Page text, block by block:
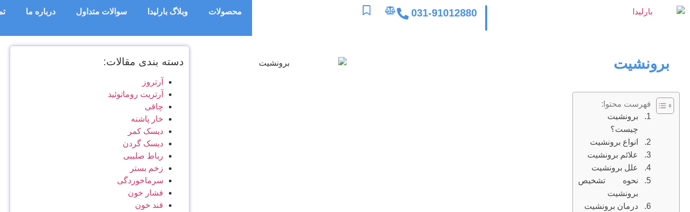
031-91012880 محصولات وبلاگ بارلیدا سوالات متداول درباره ما
برونشیت
فهرست محتوا:
برونشیت
چیست؟
انواع برونشیت
علائم برونشیت
علل برونشیت
نحوه تشخیص
برونشیت
درمان برونشیت
دسته بندی مقالات:
آرتروز
آرتریت روماتوئید
چاقی
خار پاشنه
دیسک کمر
دیسک گردن
رباط صلیبی
زخم بستر
سرماخوردگی
فشار خون
قند خون